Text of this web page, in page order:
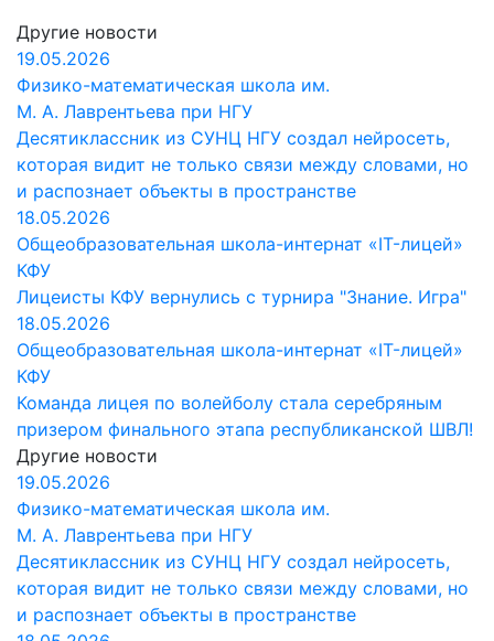
Другие новости
19.05.2026
Физико-математическая школа им.
М. А. Лаврентьева при НГУ
Десятиклассник из СУНЦ НГУ создал нейросеть,
которая видит не только связи между словами, но
и распознает объекты в пространстве
18.05.2026
Общеобразовательная школа-интернат «IT-лицей»
КФУ
Лицеисты КФУ вернулись с турнира "Знание. Игра"
18.05.2026
Общеобразовательная школа-интернат «IT-лицей»
КФУ
Команда лицея по волейболу стала серебряным
призером финального этапа республиканской ШВЛ!
Другие новости
19.05.2026
Физико-математическая школа им.
М. А. Лаврентьева при НГУ
Десятиклассник из СУНЦ НГУ создал нейросеть,
которая видит не только связи между словами, но
и распознает объекты в пространстве